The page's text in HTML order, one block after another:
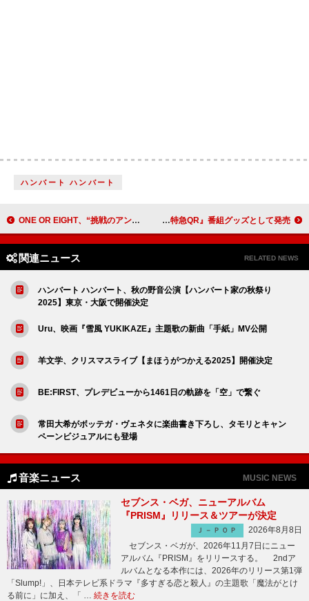
ハンバート ハンバート
ONE OR EIGHT、“挑戦のアンセム”2作品連続リリース＆aespaらも出演する音楽アワード【TIMA】出演決定 超特急カイ＆リョウガ、“呼び込み君”とコラボ 『稜海しました！超特急QR』番組グッズとして発売
関連ニュース RELATED NEWS
ハンバート ハンバート、秋の野音公演【ハンバート家の秋祭り
2025】東京・大阪で開催決定
Uru、映画『雪風 YUKIKAZE』主題歌の新曲「手紙」MV公開
羊文学、クリスマスライブ【まほうがつかえる2025】開催決定
BE:FIRST、プレデビューから1461日の軌跡を「空」で繋ぐ
常田大希がボッテガ・ヴェネタに楽曲書き下ろし、タモリとキャン
ペーンビジュアルにも登場
音楽ニュース MUSIC NEWS
セブンス・ベガ、ニューアルバム
『PRISM』リリース＆ツアーが決定
Ｊ－ＰＯＰ
2026年8月8日
セブンス・ベガが、2026年11月7日にニュー
アルバム『PRISM』をリリースする。 2ndア
ルバムとなる本作には、2026年のリリース第1弾
「Slump!」、日本テレビ系ドラマ『多すぎる恋と殺人』の主題歌「魔法がとけ
る前に」に加え、「 … 続きを読む